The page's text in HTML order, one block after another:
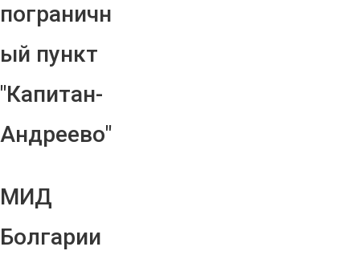
пограничн
ый пункт
"Капитан-
Андреево"
МИД
Болгарии